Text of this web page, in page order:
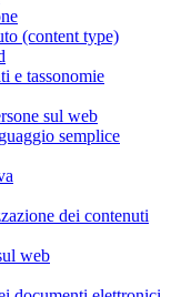
(content type)
e tassonomie
sul web
semplice
dei contenuti
web